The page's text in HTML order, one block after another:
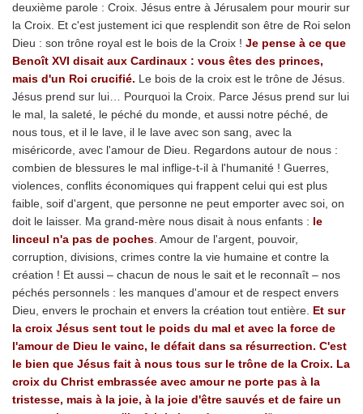
deuxième parole : Croix. Jésus entre à Jérusalem pour mourir sur
la Croix. Et c'est justement ici que resplendit son être de Roi selon
Dieu : son trône royal est le bois de la Croix ! Je pense à ce que
Benoît XVI disait aux Cardinaux : vous êtes des princes,
mais d'un Roi crucifié. Le bois de la croix est le trône de Jésus.
Jésus prend sur lui… Pourquoi la Croix. Parce Jésus prend sur lui
le mal, la saleté, le péché du monde, et aussi notre péché, de
nous tous, et il le lave, il le lave avec son sang, avec la
miséricorde, avec l'amour de Dieu. Regardons autour de nous :
combien de blessures le mal inflige-t-il à l'humanité ! Guerres,
violences, conflits économiques qui frappent celui qui est plus
faible, soif d'argent, que personne ne peut emporter avec soi, on
doit le laisser. Ma grand-mère nous disait à nous enfants : le
linceul n'a pas de poches . Amour de l'argent, pouvoir,
corruption, divisions, crimes contre la vie humaine et contre la
création ! Et aussi – chacun de nous le sait et le reconnaît – nos
péchés personnels : les manques d'amour et de respect envers
Dieu, envers le prochain et envers la création tout entière. Et sur
la croix Jésus sent tout le poids du mal et avec la force de
l'amour de Dieu le vainc, le défait dans sa résurrection. C'est
le bien que Jésus fait à nous tous sur le trône de la Croix. La
croix du Christ embrassée avec amour ne porte pas à la
tristesse, mais à la joie, à la joie d'être sauvés et de faire un